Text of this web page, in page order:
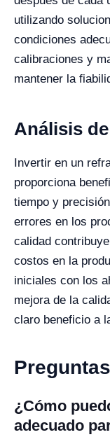
utilizando
condiciones
calibraciones y
mantener la
Análisis
Invertir en un
proporciona
tiempo y
errores en los
calidad
costos en la
iniciales con los
mejora de la
claro beneficio a
¿Cómo
adecuado